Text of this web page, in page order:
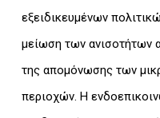
εξειδικευμένων
μείωση των ανισοτήτων
της απομόνωσης των
περιοχών. Η